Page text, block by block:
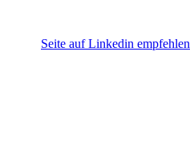
Seite auf Linkedin empfehlen